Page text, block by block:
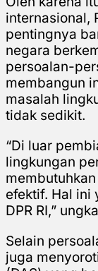
internasional,
pentingnya
negara
persoalan-
membangun
masalah
tidak sedikit.
“Di luar
lingkungan
efektif. Hal ini
DPR RI,”
Selain
juga